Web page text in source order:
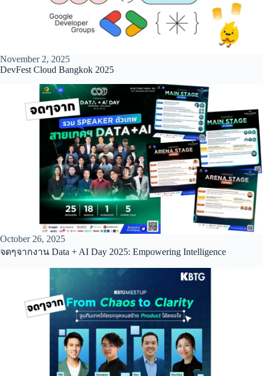
November 2, 2025
DevFest Cloud Bangkok 2025
October 26, 2025
จดๆจากงาน Data + AI Day 2025: Empowering Intelligence